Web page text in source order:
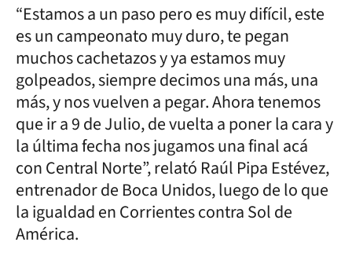
“Estamos a un paso pero es muy difícil, este
es un campeonato muy duro, te pegan
muchos cachetazos y ya estamos muy
golpeados, siempre decimos una más, una
más, y nos vuelven a pegar. Ahora tenemos
que ir a 9 de Julio, de vuelta a poner la cara y
la última fecha nos jugamos una final acá
con Central Norte”, relató Raúl Pipa Estévez,
entrenador de Boca Unidos, luego de lo que
la igualdad en Corrientes contra Sol de
América.